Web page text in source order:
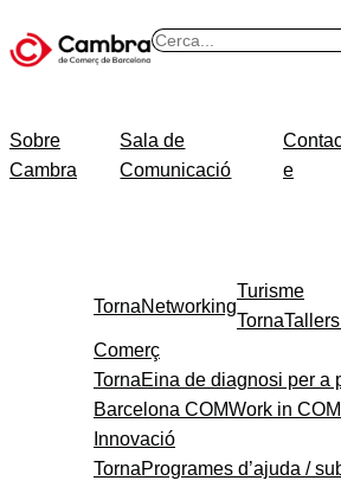
al
B
Sobre
Cambra
Sala de
Comunicació
e
TornaNetworking
Turisme
Torna
Comerç
TornaEina de diagnosi per a
Barcelona COMWork in COM
Innovació
TornaProgrames d’ajuda /